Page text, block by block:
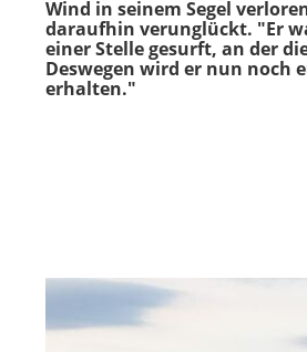
Wind in seinem Segel
daraufhin verunglückt. "Er
einer Stelle gesurft, an der
Deswegen wird er nun noch
erhalten."